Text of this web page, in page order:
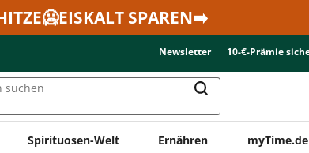
SPAREN➡️
Newsletter 10-€-Prämie
suchen
Spirituosen-Welt Ernähren